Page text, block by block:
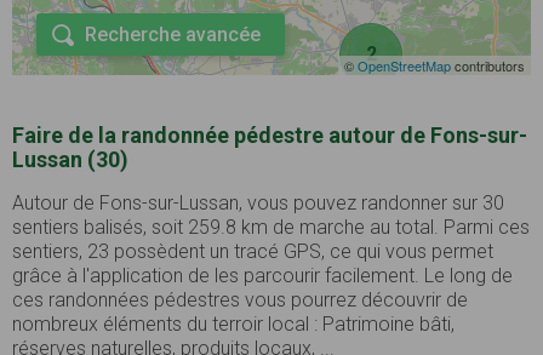
2
©OpenStreetMapcontributors
Recherche avancée
Faire de la randonnée pédestre autour de Fons-sur-
Lussan (30)
Autour de Fons-sur-Lussan, vous pouvez randonner sur 30
sentiers balisés, soit 259.8 km de marche au total. Parmi ces
sentiers, 23 possèdent un tracé GPS, ce qui vous permet
grâce à l'application de les parcourir facilement. Le long de
ces randonnées pédestres vous pourrez découvrir de
nombreux éléments du terroir local : Patrimoine bâti,
réserves naturelles, produits locaux, ...